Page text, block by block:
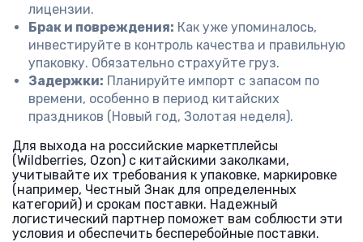
лицензии.
Брак и повреждения: Как уже упоминалось,
инвестируйте в контроль качества и правильную
упаковку. Обязательно страхуйте груз.
Задержки: Планируйте импорт с запасом по
времени, особенно в период китайских
праздников (Новый год, Золотая неделя).
Для выхода на российские маркетплейсы
(Wildberries, Ozon) с китайскими заколками,
учитывайте их требования к упаковке, маркировке
(например, Честный Знак для определенных
категорий) и срокам поставки. Надежный
логистический партнер поможет вам соблюсти эти
условия и обеспечить бесперебойные поставки.